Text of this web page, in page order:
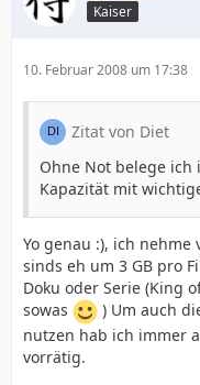
Kaiser
10. Februar 2008 um 17:38
Zitat von Diet
Ohne Not belege ich
Kapazität mit
Yo genau :), ich nehme
sinds eh um 3 GB pro
Doku oder Serie (King
sowas
) Um auch
nutzen hab ich immer
vorrätig.